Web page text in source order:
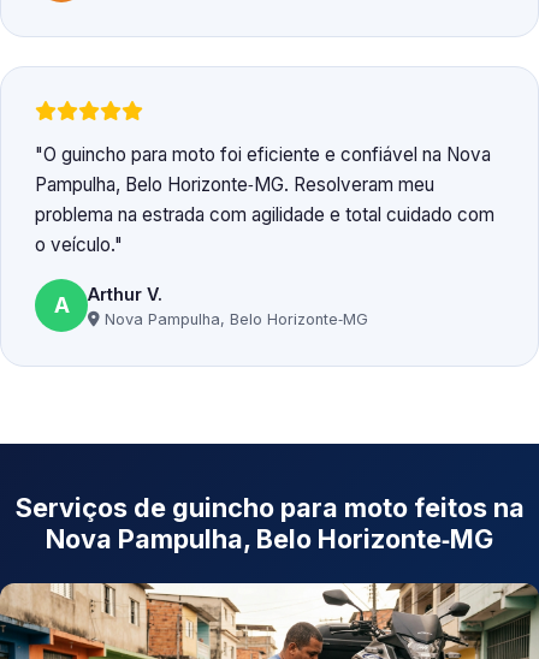
O guincho para moto foi eficiente e confiável na Nova
Pampulha, Belo Horizonte‑MG. Resolveram meu
problema na estrada com agilidade e total cuidado com
o veículo.
A Arthur V.
Nova Pampulha, Belo Horizonte‑MG
Serviços de guincho para moto feitos na
Nova Pampulha, Belo Horizonte‑MG